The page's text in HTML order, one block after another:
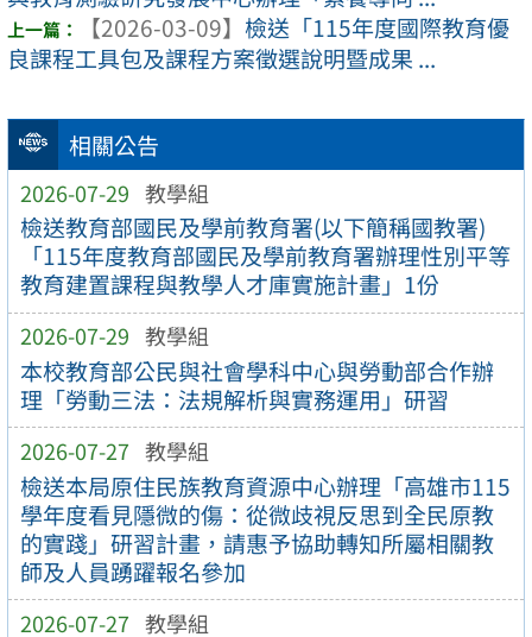
相關公告
2026-07-29 教學組
檢送教育部國民及學前教育署(以下簡稱國教署)
「115年度教育部國民及學前教育署辦理性別平等
教育建置課程與教學人才庫實施計畫」1份
2026-07-29 教學組
本校教育部公民與社會學科中心與勞動部合作辦
理「勞動三法：法規解析與實務運用」研習
2026-07-27 教學組
檢送本局原住民族教育資源中心辦理「高雄市115
學年度看見隱微的傷：從微歧視反思到全民原教
的實踐」研習計畫，請惠予協助轉知所屬相關教
師及人員踴躍報名參加
2026-07-27 教學組
【2026-03-09】 檢送「115年度國際教育優
良課程工具包及課程方案徵選說明暨成果 ...